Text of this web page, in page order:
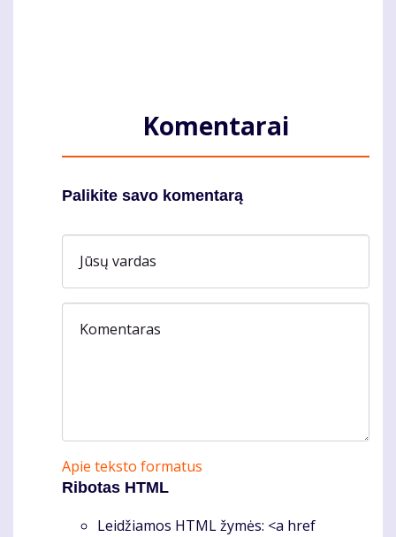
Komentarai
Palikite savo komentarą
Jūsų vardas
Komentaras
Apie teksto formatus
Ribotas HTML
Leidžiamos HTML žymės: <a href